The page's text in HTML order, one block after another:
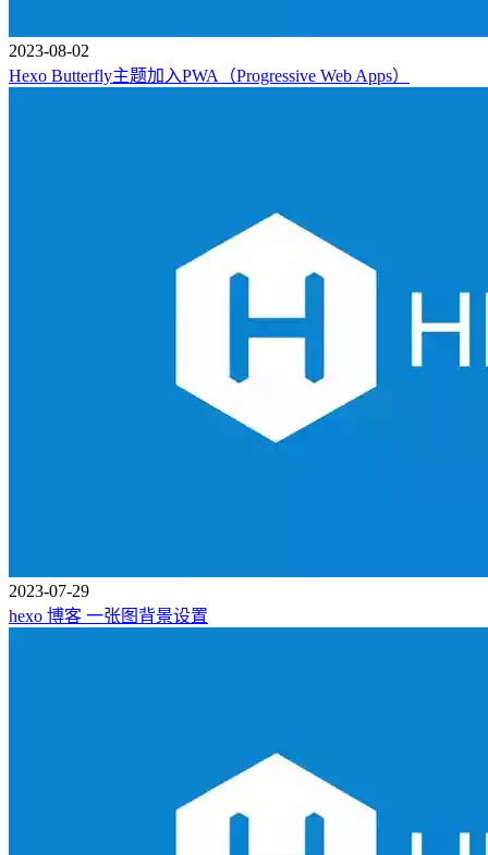
2023-08-02
Hexo Butterfly主题加入PWA（Progressive Web Apps）
2023-07-29
hexo 博客 一张图背景设置